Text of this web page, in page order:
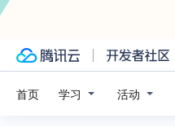
首页 学习 活动